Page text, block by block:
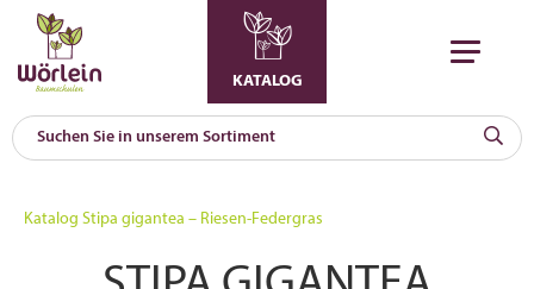
KATALOG
Katalog Stipa gigantea – Riesen-Federgras